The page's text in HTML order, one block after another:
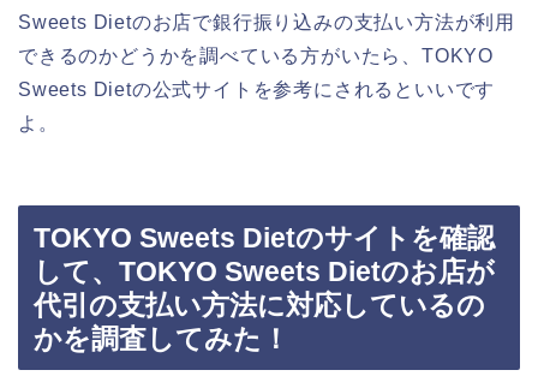
Sweets Dietのお店で銀行振り込みの支払い方法が利用
できるのかどうかを調べている方がいたら、TOKYO
Sweets Dietの公式サイトを参考にされるといいです
よ。
TOKYO Sweets Dietのサイトを確認
して、TOKYO Sweets Dietのお店が
代引の支払い方法に対応しているの
かを調査してみた！